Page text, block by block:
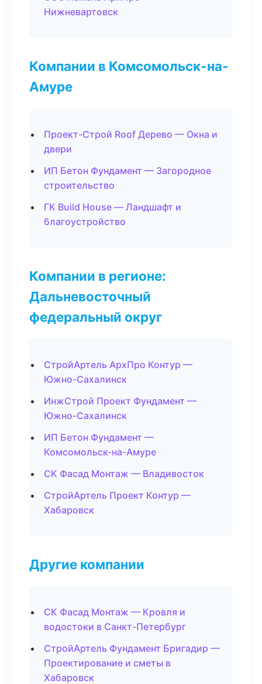
Нижневартовск
Компании в Комсомольск-на-
Амуре
Проект-Строй Roof Дерево — Окна и
двери
ИП Бетон Фундамент — Загородное
строительство
ГК Build House — Ландшафт и
благоустройство
Компании в регионе:
Дальневосточный
федеральный округ
СтройАртель АрхПро Контур —
Южно-Сахалинск
ИнжСтрой Проект Фундамент —
Южно-Сахалинск
ИП Бетон Фундамент —
Комсомольск-на-Амуре
СК Фасад Монтаж — Владивосток
СтройАртель Проект Контур —
Хабаровск
Другие компании
СК Фасад Монтаж — Кровля и
водостоки в Санкт-Петербург
СтройАртель Фундамент Бригадир —
Проектирование и сметы в
Хабаровск